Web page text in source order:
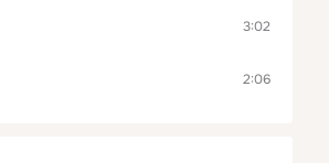
3:02
2:06